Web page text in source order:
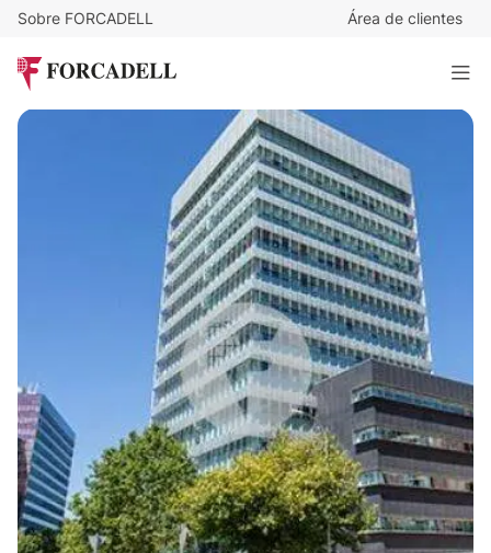
Sobre FORCADELL Área de clientes
Oficina alquiler Madrid. CalleTitán
1.200 m²